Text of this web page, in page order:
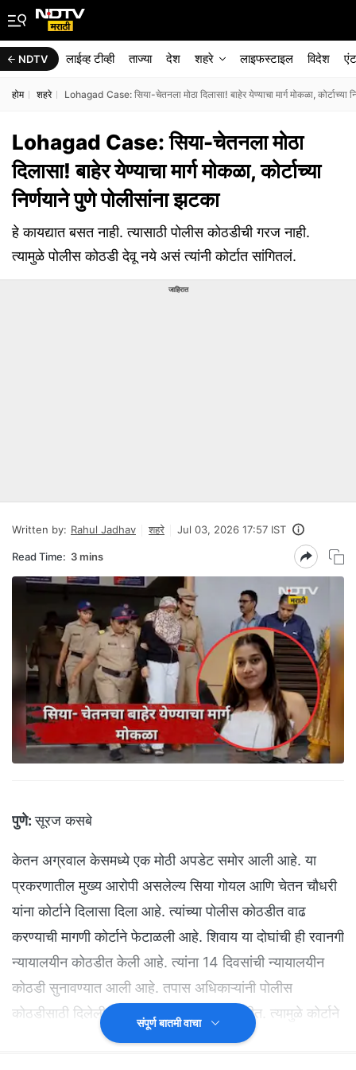
NDTV लाईव्ह टीव्ही ताज्या देश शहरे लाइफस्टाइल विदेश
होम शहरे Lohagad Case: सिया-चेतनला मोठा दिलासा! बाहेर येण्याचा मार्ग मोकळा, कोर्टाच्या
Lohagad Case: सिया-चेतनला मोठा
दिलासा! बाहेर येण्याचा मार्ग मोकळा, कोर्टाच्या
निर्णयाने पुणे पोलीसांना झटका
हे कायद्यात बसत नाही. त्यासाठी पोलीस कोठडीची गरज नाही.
त्यामुळे पोलीस कोठडी देवू नये असं त्यांनी कोर्टात सांगितलं.
जाहिरात
Written by: Rahul Jadhav शहरे Jul 03, 2026 17:57 IST
Read Time: 3 mins
पुणे: सूरज कसबे
केतन अग्रवाल केसमध्ये एक मोठी अपडेट समोर आली आहे. या
प्रकरणातील मुख्य आरोपी असलेल्य सिया गोयल आणि चेतन चौधरी
यांना कोर्टाने दिलासा दिला आहे. त्यांच्या पोलीस कोठडीत वाढ
करण्याची मागणी कोर्टाने फेटाळली आहे. शिवाय या दोघांची ही रवानगी
न्यायालयीन कोठडीत केली आहे. त्यांना 14 दिवसांची न्यायालयीन
कोठडी सुनावण्यात आली आहे. तपास अधिकाऱ्यांनी पोलीस
कोठडीसाठी दिलेली कारणे कोर्टाने मान्य केली नाहीत. त्यामुळे कोर्टाने
एक प्रकारे पुणे ग्रामीण पोलीसांना या प्रकरणी दणका दिल्याचं
संपूर्ण बातमी वाचा